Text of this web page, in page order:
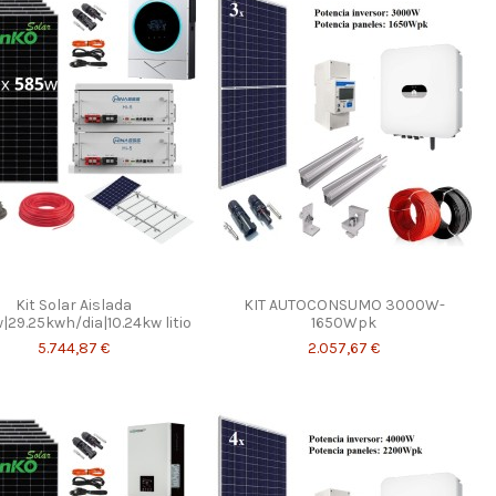
Kit Solar Aislada
dia|10.24kw litio
5.744,87 €
KIT AUTOCONSUMO 3000W-
1650Wpk
2.057,67 €